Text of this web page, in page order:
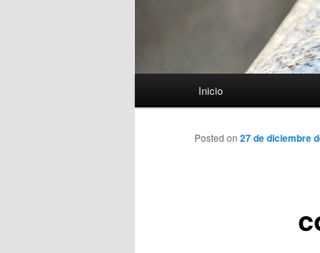
Inicio
Posted on 27 de diciembre